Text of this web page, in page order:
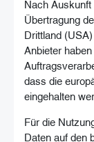
Nach Auskunft
Übertragung
Drittland
Anbieter
dass die
eingehalten
Für die
Daten auf den